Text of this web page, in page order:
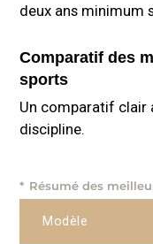
deux ans minimum
Comparatif des
sports
Un comparatif clair
discipline.
Résumé des
Modèle